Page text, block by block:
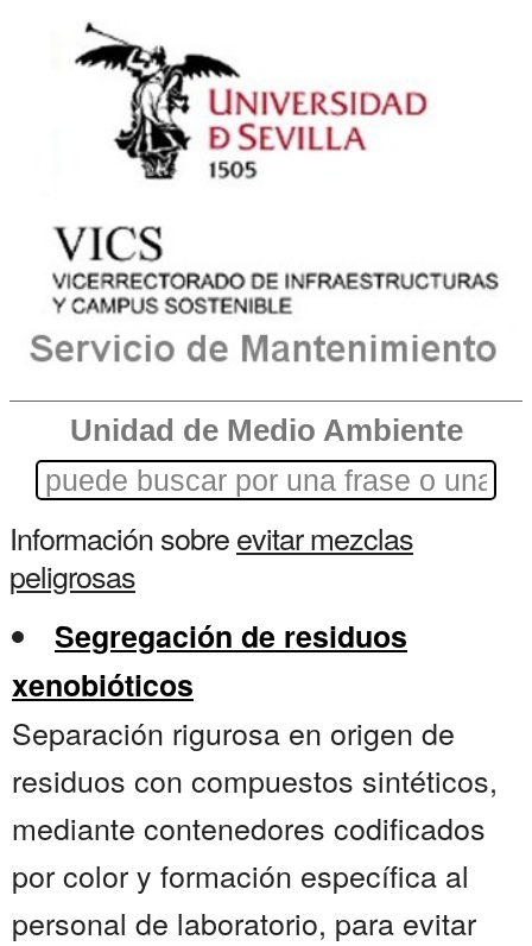
Unidad de Medio Ambiente
Información sobreevitar mezclas
peligrosas
Segregación de residuos
xenobióticos
Separación rigurosa en origen de
residuos con compuestos sintéticos,
mediante contenedores codificados
por color y formación específica al
personal de laboratorio, para evitar